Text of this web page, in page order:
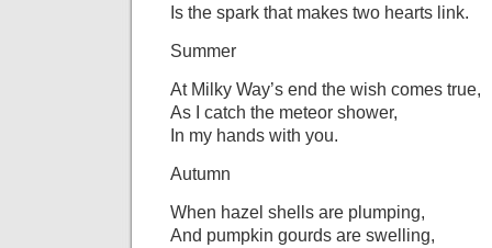
Is the spark that makes two hearts link.
Summer
At Milky Way’s end the wish comes true,
As I catch the meteor shower,
In my hands with you.
Autumn
When hazel shells are plumping,
And pumpkin gourds are swelling,